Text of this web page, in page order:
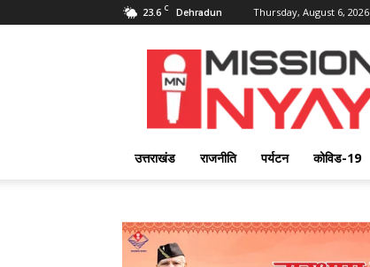
23.6 C Dehradun Thursday, August 6, 2026
Mission
Nyay
उत्तराखंड राजनीति पर्यटन कोविड-19